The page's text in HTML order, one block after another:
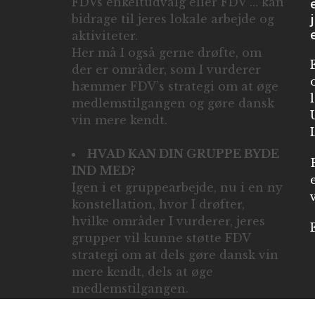
bidrage til jeres lokale arbejde og
aktiviteter.
Her må I også gerne drøfte, om
der er områder, som I vurderer
hæmmer FDV’s strategi om at øge
medlemstilgangen og gøre dansk
vin mere kendt.
HVAD KAN DIN GRUPPE BYDE
IND MED?
Igen i et gruppearbejde, nu i en ny
konstellation, hvor I drøfter,
hvilke områder I vurderer, jeres
grupper vil kunne støtte FDV
strategi om at dels gøre dansk vin
mere kendt, dels at øge
medlemstilgangen.
j